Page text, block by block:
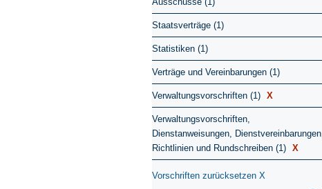
Staatsverträge (1)
Statistiken (1)
Verträge und Vereinbarungen (1)
Verwaltungsvorschriften (1) X
Verwaltungsvorschriften,
Dienstanweisungen, Dienstvereinbarungen,
Richtlinien und Rundschreiben (1) X
Vorschriften zurücksetzen X